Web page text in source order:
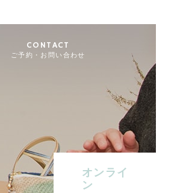
CONTACT
ご予約・お問い合わせ
オンライ
ン